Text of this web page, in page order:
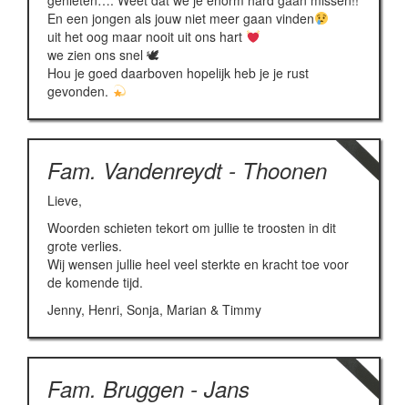
En een jongen als jouw niet meer gaan vinden
uit het oog maar nooit uit ons hart
we zien ons snel 🕊
Hou je goed daarboven hopelijk heb je je rust
gevonden.
Fam. Vandenreydt - Thoonen
Lieve,
Woorden schieten tekort om jullie te troosten in dit
grote verlies.
Wij wensen jullie heel veel sterkte en kracht toe voor
de komende tijd.
Jenny, Henri, Sonja, Marian & Timmy
Fam. Bruggen - Jans